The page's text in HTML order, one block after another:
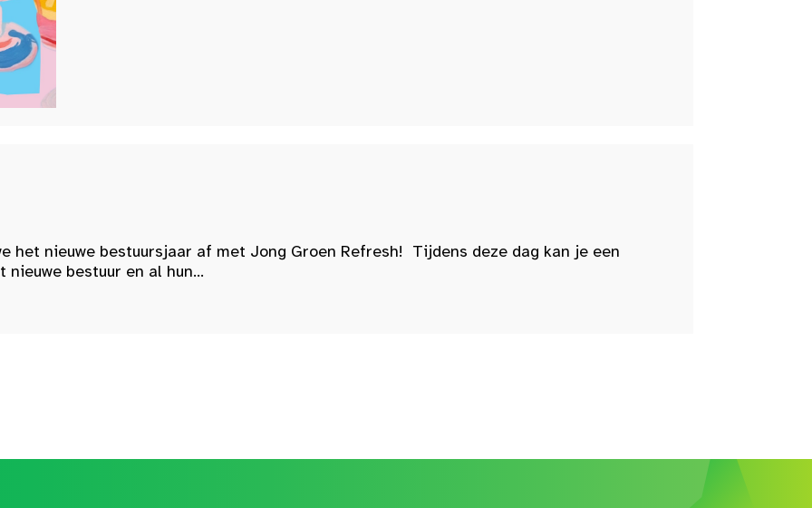
het nieuwe bestuursjaar af met Jong Groen Refresh! Tijdens deze dag kan je een
bestuur en al hun...